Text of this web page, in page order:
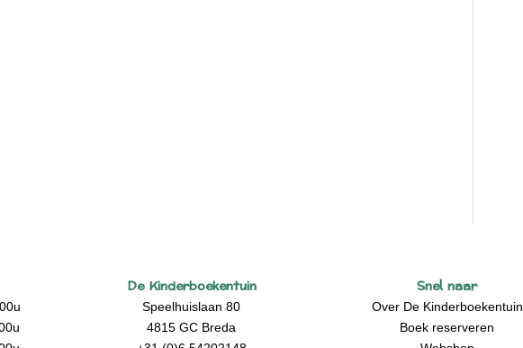
De Kinderboekentuin
Speelhuislaan 80
4815 GC Breda
Snel naar
Over De Kinderboekentuin
Boek reserveren